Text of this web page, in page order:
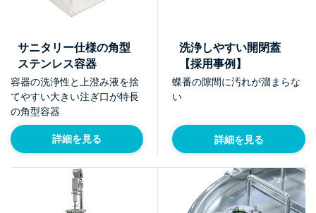
サニタリー仕様の角型
ステンレス容器
容器の洗浄性と上澄み液を捨
てやすい大きい注ぎ口が特長
の角型容器
詳細を見る
洗浄しやすい開閉蓋
【採用事例】
蝶番の隙間に汚れが溜まらな
い
詳細を見る